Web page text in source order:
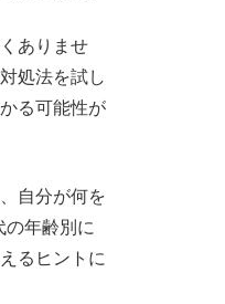
ありませ
処法を試し
る可能性が
自分が何を
の年齢別に
るヒントに